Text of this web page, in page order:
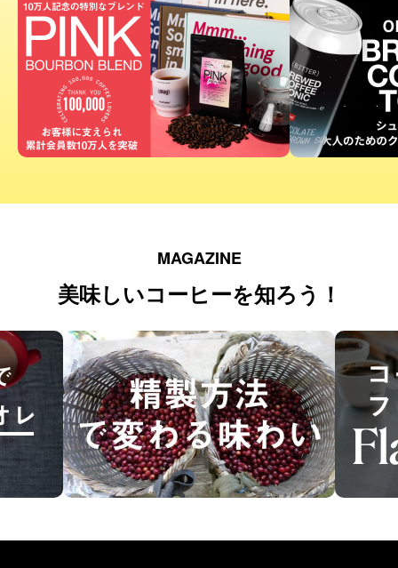
MAGAZINE
美味しいコーヒーを知ろう！